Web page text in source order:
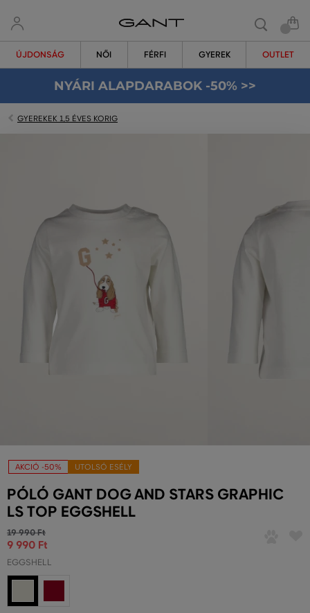
ÚJDONSÁG NŐI FÉRFI GYEREK OUTLET
NYÁRI ALAPDARABOK -50% >>
GYEREKEK 1,5 ÉVES KORIG
AKCIÓ -50% UTOLSÓ ESÉLY
PÓLÓ GANT DOG AND STARS GRAPHIC
LS TOP EGGSHELL
19 990 Ft
9 990 Ft
EGGSHELL